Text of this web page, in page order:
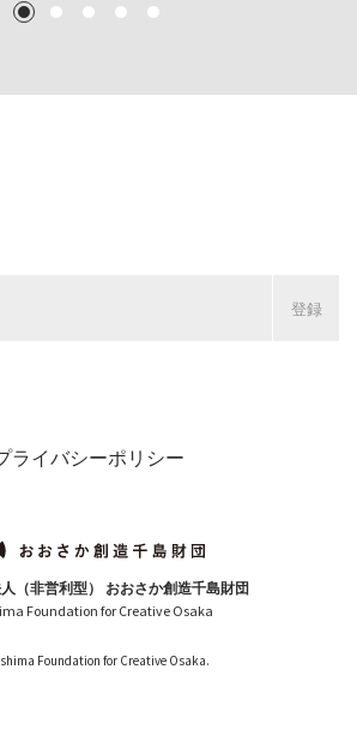
MORE
MORE
1 2 3 4 5
ライバシーポリシー
（非営利型） おおさか創造千島財団
Foundation for Creative Osaka
Foundation for Creative Osaka.